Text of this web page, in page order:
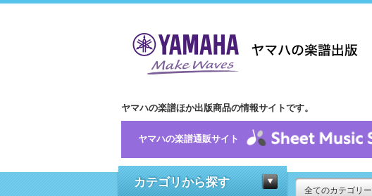
ヤマハの楽譜ほか出版商品の情報サイトです。
ヤマハの楽譜通販サイト
カテゴリから探す
全てのカテゴリー